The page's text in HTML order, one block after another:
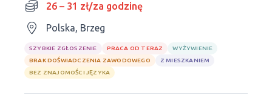
26 – 31 zł/za godzinę
Polska, Brzeg
SZYBKIE ZGŁOSZENIE PRACA OD TERAZ
WYŻYWIENIE
BRAK DOŚWIADCZENIA ZAWODOWEGO
Z MIESZKANIEM
BEZ ZNAJOMOŚCI JĘZYKA